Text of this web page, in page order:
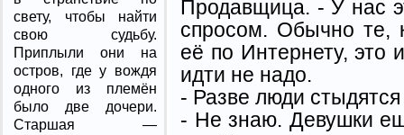
свету, чтобы найти
свою судьбу.
Приплыли они на
остров, где у вождя
одного из племён
было две дочери.
Старшая —
Продавщица. - У нас
спросом. Обычно те,
её по Интернету, это
идти не надо.
- Разве люди стыдятся
- Не знаю. Девушки